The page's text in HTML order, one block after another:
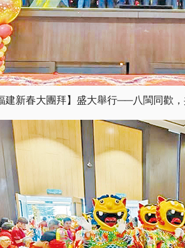
建新春大團拜】盛大舉行──八閩同歡